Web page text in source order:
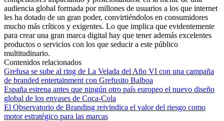
audiencia global formada por millones de usuarios a los que internet
les ha dotado de un gran poder, convirtiéndolos en consumidores
mucho más críticos y exigentes. Lo que implica que evidentemente
para crear una gran marca digital hay que tener además excelentes
productos o servicios con los que seducir a este público
multitudinario.
Contenidos relacionados
Grefusa se sube al ring de La Velada del Año VI con una campaña
de branded entertainment con Grefusito Balboa
España estrena antes que ningún otro país europeo el nuevo diseño
global de los envases de Coca-Cola
El Observatorio de Branding reivindica el valor del riesgo como
motor estratégico para las marcas